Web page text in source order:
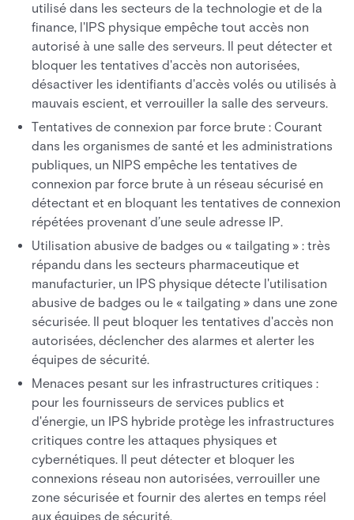
utilisé dans les secteurs de la technologie et de la
finance, l'IPS physique empêche tout accès non
autorisé à une salle des serveurs. Il peut détecter et
bloquer les tentatives d'accès non autorisées,
désactiver les identifiants d'accès volés ou utilisés à
mauvais escient, et verrouiller la salle des serveurs.
Tentatives de connexion par force brute : Courant
dans les organismes de santé et les administrations
publiques, un NIPS empêche les tentatives de
connexion par force brute à un réseau sécurisé en
détectant et en bloquant les tentatives de connexion
répétées provenant d’une seule adresse IP.
Utilisation abusive de badges ou « tailgating » : très
répandu dans les secteurs pharmaceutique et
manufacturier, un IPS physique détecte l'utilisation
abusive de badges ou le « tailgating » dans une zone
sécurisée. Il peut bloquer les tentatives d'accès non
autorisées, déclencher des alarmes et alerter les
équipes de sécurité.
Menaces pesant sur les infrastructures critiques :
pour les fournisseurs de services publics et
d'énergie, un IPS hybride protège les infrastructures
critiques contre les attaques physiques et
cybernétiques. Il peut détecter et bloquer les
connexions réseau non autorisées, verrouiller une
zone sécurisée et fournir des alertes en temps réel
aux équipes de sécurité.